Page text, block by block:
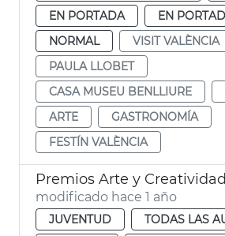
EN PORTADA
EN
NORMAL
VISIT VALÈNCIA
PAULA LLOBET
CASA MUSEU BENLLIURE
ARTE
GASTRONOMÍA
FESTÍN VALÈNCIA
modificado hace 1 año
JUVENTUD
TODAS LAS